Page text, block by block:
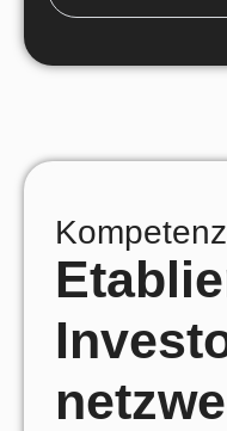
Kompetenz